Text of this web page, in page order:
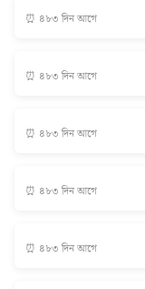
⏰ ৪৮৩ দিন আগে
⏰ ৪৮৩ দিন আগে
⏰ ৪৮৩ দিন আগে
⏰ ৪৮৩ দিন আগে
⏰ ৪৮৩ দিন আগে